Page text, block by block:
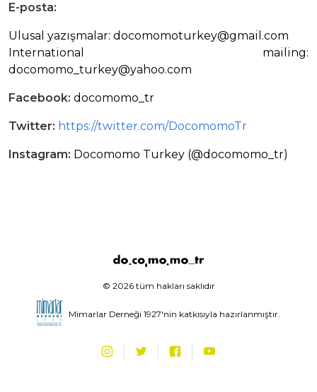
E-posta:
Ulusal yazışmalar: docomomoturkey@gmail.com
International mailing:
docomomo_turkey@yahoo.com
Facebook: docomomo_tr
Twitter: https://twitter.com/DocomomoTr
Instagram: Docomomo Turkey (@docomomo_tr)
© 2026 tüm hakları saklıdır
Mimarlar Derneği 1927'nin katkısıyla hazırlanmıştır.